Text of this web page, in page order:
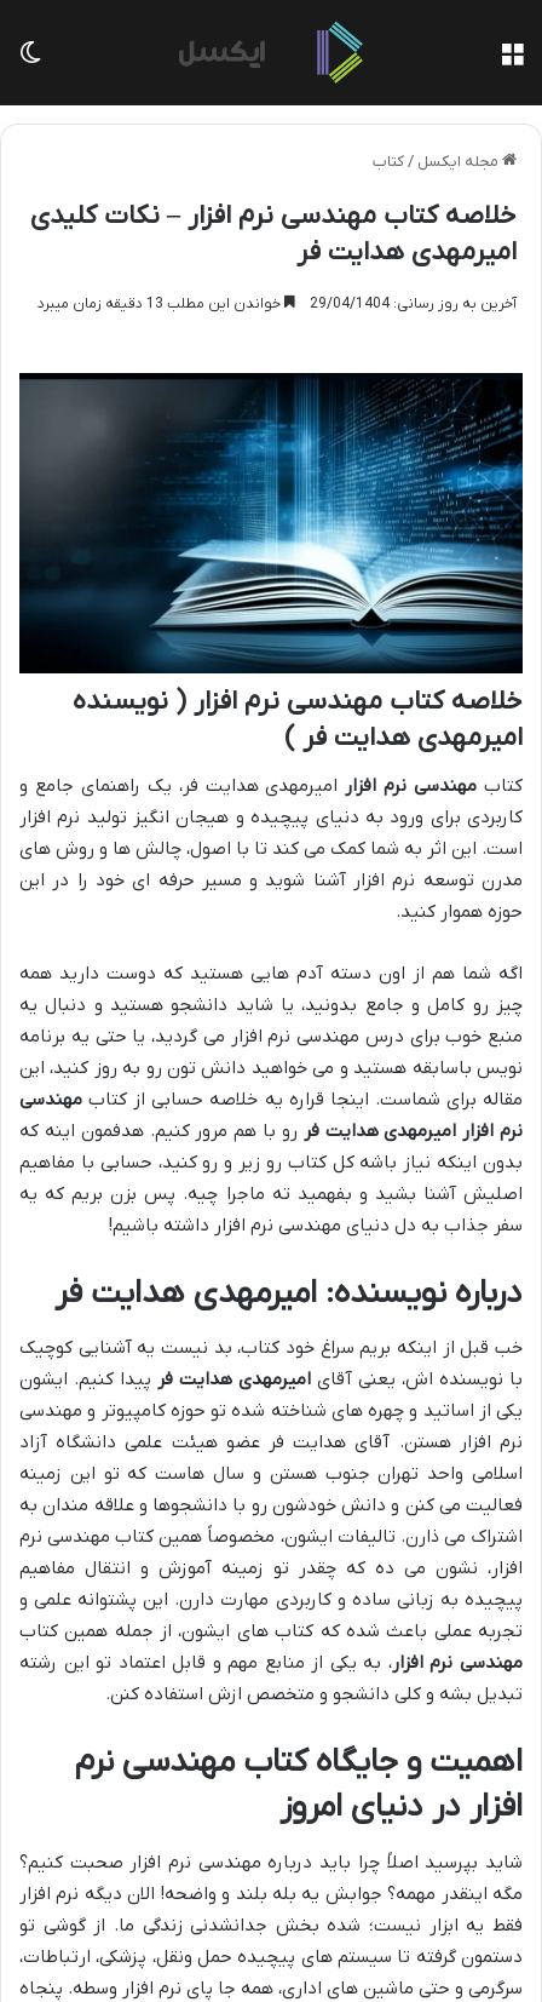
مجله ایکسل /کتاب
خلاصه کتاب مهندسی نرم افزار – نکات کلیدی
امیرمهدی هدایت فر
آخرین به روز رسانی: 29/04/1404 خواندن این مطلب 13 دقیقه زمان میبرد
خلاصه کتاب مهندسی نرم افزار ( نویسنده
امیرمهدی هدایت فر )
کتاب مهندسی نرم افزار امیرمهدی هدایت فر، یک راهنمای جامع و
کاربردی برای ورود به دنیای پیچیده و هیجان انگیز تولید نرم افزار
است. این اثر به شما کمک می کند تا با اصول، چالش ها و روش های
مدرن توسعه نرم افزار آشنا شوید و مسیر حرفه ای خود را در این
حوزه هموار کنید.
اگه شما هم از اون دسته آدم هایی هستید که دوست دارید همه
چیز رو کامل و جامع بدونید، یا شاید دانشجو هستید و دنبال یه
منبع خوب برای درس مهندسی نرم افزار می گردید، یا حتی یه برنامه
نویس باسابقه هستید و می خواهید دانش تون رو به روز کنید، این
مقاله برای شماست. اینجا قراره یه خلاصه حسابی از کتاب مهندسی
نرم افزار امیرمهدی هدایت فر رو با هم مرور کنیم. هدفمون اینه که
بدون اینکه نیاز باشه کل کتاب رو زیر و رو کنید، حسابی با مفاهیم
اصلیش آشنا بشید و بفهمید ته ماجرا چیه. پس بزن بریم که یه
سفر جذاب به دل دنیای مهندسی نرم افزار داشته باشیم!
درباره نویسنده: امیرمهدی هدایت فر
خب قبل از اینکه بریم سراغ خود کتاب، بد نیست یه آشنایی کوچیک
با نویسنده اش، یعنی آقای امیرمهدی هدایت فر پیدا کنیم. ایشون
یکی از اساتید و چهره های شناخته شده تو حوزه کامپیوتر و مهندسی
نرم افزار هستن. آقای هدایت فر عضو هیئت علمی دانشگاه آزاد
اسلامی واحد تهران جنوب هستن و سال هاست که تو این زمینه
فعالیت می کنن و دانش خودشون رو با دانشجوها و علاقه مندان به
اشتراک می ذارن. تالیفات ایشون، مخصوصاً همین کتاب مهندسی نرم
افزار، نشون می ده که چقدر تو زمینه آموزش و انتقال مفاهیم
پیچیده به زبانی ساده و کاربردی مهارت دارن. این پشتوانه علمی و
تجربه عملی باعث شده که کتاب های ایشون، از جمله همین کتاب
مهندسی نرم افزار، به یکی از منابع مهم و قابل اعتماد تو این رشته
تبدیل بشه و کلی دانشجو و متخصص ازش استفاده کنن.
اهمیت و جایگاه کتاب مهندسی نرم
افزار در دنیای امروز
شاید بپرسید اصلاً چرا باید درباره مهندسی نرم افزار صحبت کنیم؟
مگه اینقدر مهمه؟ جوابش یه بله بلند و واضحه! الان دیگه نرم افزار
فقط یه ابزار نیست؛ شده بخش جدانشدنی زندگی ما. از گوشی تو
دستمون گرفته تا سیستم های پیچیده حمل ونقل، پزشکی، ارتباطات،
سرگرمی و حتی ماشین های اداری، همه جا پای نرم افزار وسطه. پنجاه